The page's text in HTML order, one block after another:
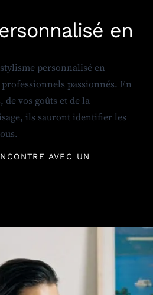
en
personnalisé en
passionnés. En
vos goûts et de la
ils sauront identifier les
AVEC UN